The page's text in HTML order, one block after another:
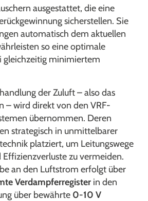
ausgestattet, die eine
sicherstellen. Sie
automatisch dem aktuellen
so eine optimale
gleichzeitig minimiertem
der Zuluft – also das
– wird direkt von den VRF-
übernommen. Deren
strategisch in unmittelbarer
platziert, um Leitungswege
zu vermeiden.
an den Luftstrom erfolgt über
Verdampferregister in den
über bewährte 0-10 V